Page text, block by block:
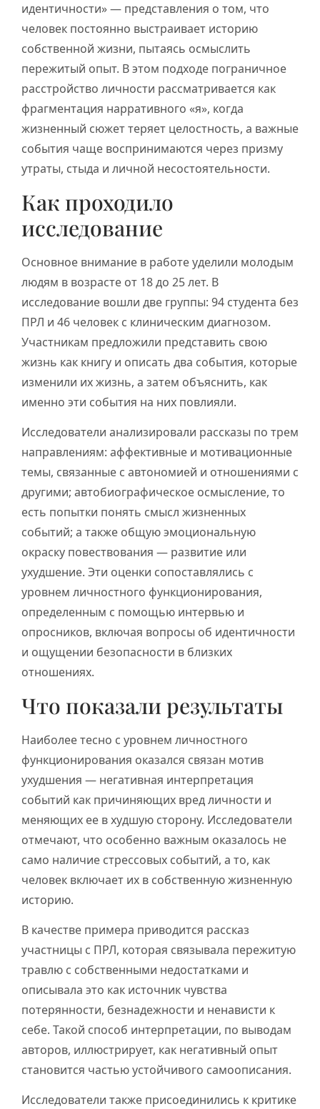
идентичности» — представления о том, что
человек постоянно выстраивает историю
собственной жизни, пытаясь осмыслить
пережитый опыт. В этом подходе пограничное
расстройство личности рассматривается как
фрагментация нарративного «я», когда
жизненный сюжет теряет целостность, а важные
события чаще воспринимаются через призму
утраты, стыда и личной несостоятельности.
Как проходило
исследование
Основное внимание в работе уделили молодым
людям в возрасте от 18 до 25 лет. В
исследование вошли две группы: 94 студента без
ПРЛ и 46 человек с клиническим диагнозом.
Участникам предложили представить свою
жизнь как книгу и описать два события, которые
изменили их жизнь, а затем объяснить, как
именно эти события на них повлияли.
Исследователи анализировали рассказы по трем
направлениям: аффективные и мотивационные
темы, связанные с автономией и отношениями с
другими; автобиографическое осмысление, то
есть попытки понять смысл жизненных
событий; а также общую эмоциональную
окраску повествования — развитие или
ухудшение. Эти оценки сопоставлялись с
уровнем личностного функционирования,
определенным с помощью интервью и
опросников, включая вопросы об идентичности
и ощущении безопасности в близких
отношениях.
Что показали результаты
Наиболее тесно с уровнем личностного
функционирования оказался связан мотив
ухудшения — негативная интерпретация
событий как причиняющих вред личности и
меняющих ее в худшую сторону. Исследователи
отмечают, что особенно важным оказалось не
само наличие стрессовых событий, а то, как
человек включает их в собственную жизненную
историю.
В качестве примера приводится рассказ
участницы с ПРЛ, которая связывала пережитую
травлю с собственными недостатками и
описывала это как источник чувства
потерянности, безнадежности и ненависти к
себе. Такой способ интерпретации, по выводам
авторов, иллюстрирует, как негативный опыт
становится частью устойчивого самоописания.
Исследователи также присоединились к критике